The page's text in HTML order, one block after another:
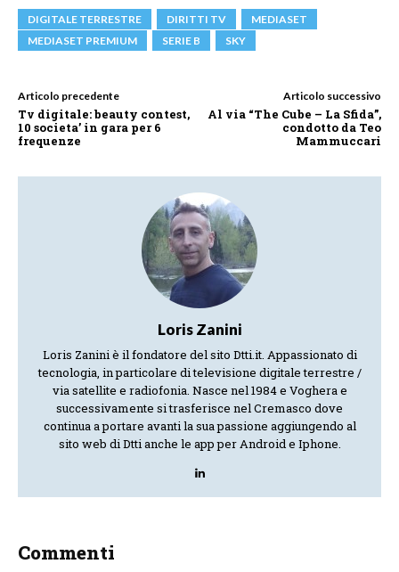
DIGITALE TERRESTRE DIRITTI TV
MEDIASET
MEDIASET PREMIUM
SERIE B SKY
Articolo precedente
Tv digitale: beauty contest,
10 societa’ in gara per 6
frequenze
Articolo successivo
Al via “The Cube – La Sfida”,
condotto da Teo
Mammuccari
Loris Zanini
Loris Zanini è il fondatore del sito Dtti.it. Appassionato di
tecnologia, in particolare di televisione digitale terrestre /
via satellite e radiofonia. Nasce nel 1984 e Voghera e
successivamente si trasferisce nel Cremasco dove
continua a portare avanti la sua passione aggiungendo al
sito web di Dtti anche le app per Android e Iphone.
Commenti